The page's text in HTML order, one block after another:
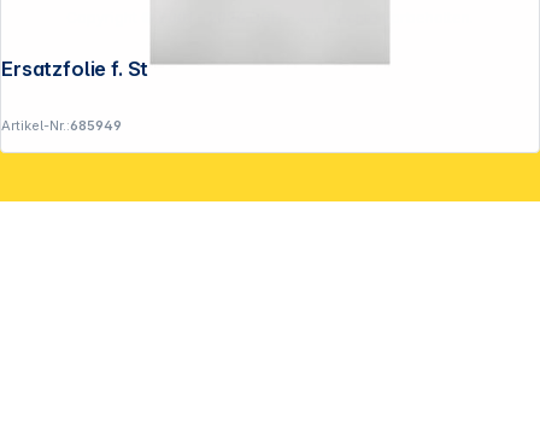
Ersatzfolie f. Straßenstopper A1
Artikel-Nr.:685949